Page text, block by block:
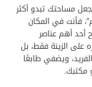
مساحتك تبدو أكثر
فأنت في المكان
أحد أهم عناصر
على الزينة فقط، بل
ويضفي طابعًا
مكتبك.